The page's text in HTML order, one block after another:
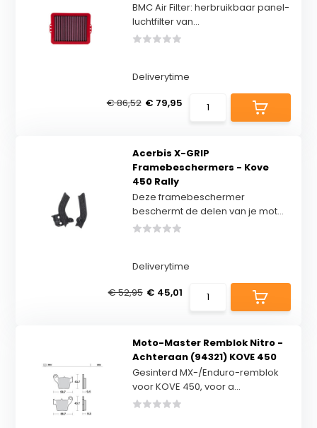
BMC Air Filter: herbruikbaar panel-
luchtfilter van...
Deliverytime
€ 86,52 € 79,95
Acerbis X-GRIP
Framebeschermers - Kove
450 Rally
Deze framebeschermer
beschermt de delen van je mot...
Deliverytime
€ 52,95 € 45,01
Moto-Master Remblok Nitro -
Achteraan (94321) KOVE 450
Gesinterd MX-/Enduro-remblok
voor KOVE 450, voor a...